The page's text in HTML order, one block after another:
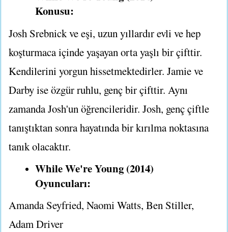
Konusu:
Josh Srebnick ve eşi, uzun yıllardır evli ve hep
koşturmaca içinde yaşayan orta yaşlı bir çifttir.
Kendilerini yorgun hissetmektedirler. Jamie ve
Darby ise özgür ruhlu, genç bir çifttir. Aynı
zamanda Josh'un öğrencileridir. Josh, genç çiftle
tanıştıktan sonra hayatında bir kırılma noktasına
tanık olacaktır.
While We're Young (2014)
Oyuncuları:
Amanda Seyfried, Naomi Watts, Ben Stiller,
Adam Driver